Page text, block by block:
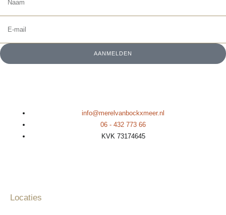
AANMELDEN
info@merelvanbockxmeer.nl
06 - 432 773 66
KVK 73174645
Locaties